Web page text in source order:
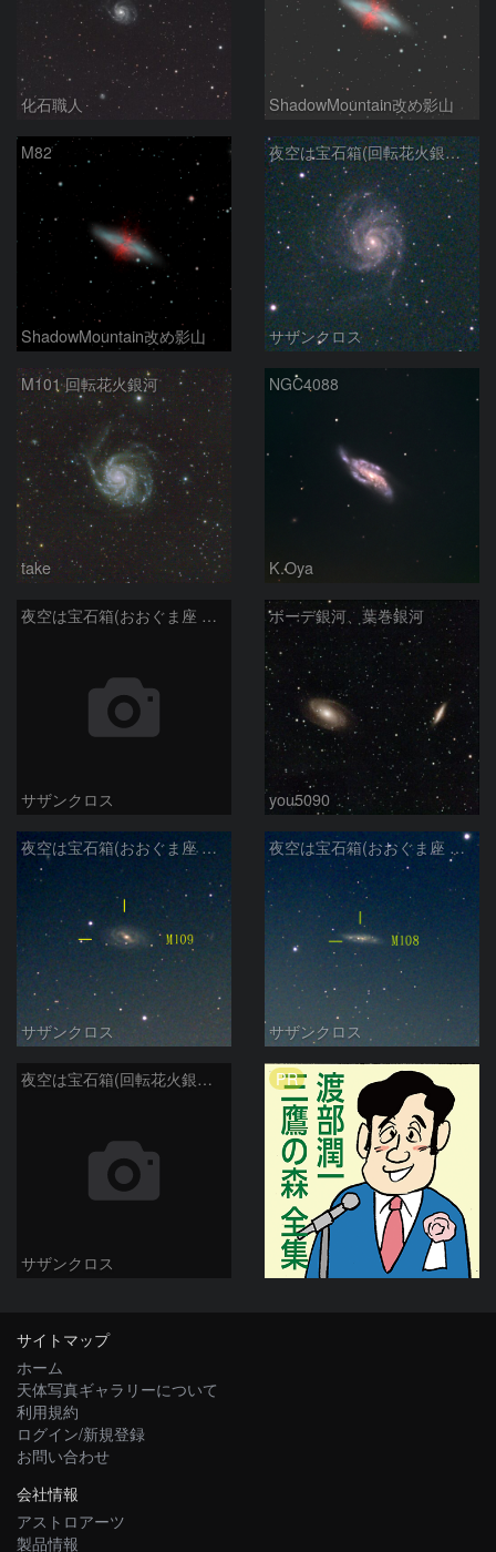
化石職人 ShadowMountain改め影山
M82
ShadowMountain改め影山
夜空は宝石箱(回転花火銀河 M101) Seestar50
サザンクロス
M101 回転花火銀河
take
NGC4088
K.Oya
夜空は宝石箱(おおぐま座 NGC3198) Seestar50
サザンクロス
ボーデ銀河、葉巻銀河
you5090
夜空は宝石箱(おおぐま座 M109) Seestar50
サザンクロス
夜空は宝石箱(おおぐま座 M108) Seestar50
サザンクロス
夜空は宝石箱(回転花火銀河 M101) Seestar50
サザンクロス
PR
サイトマップ
ホーム
天体写真ギャラリーについて
利用規約
ログイン/新規登録
お問い合わせ
会社情報
アストロアーツ
製品情報